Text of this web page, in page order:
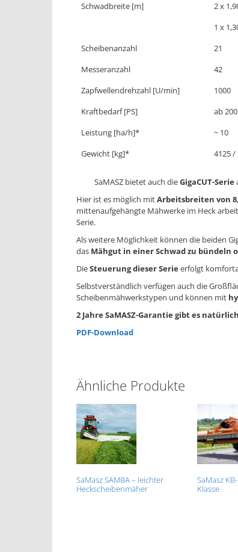
Schwadbreite [m]
2 x
1 x
Scheibenanzahl
21
Messeranzahl
42
Zapfwellendrehzahl [U/min]
1000
Kraftbedarf [PS]
ab 200
Leistung [ha/h]*
~ 10
Gewicht [kg]*
4125 /
SaMASZ bietet auch dieGigaCUT-Serie
Hier ist es möglich mitArbeitsbreiten von
mittenaufgehängte Mähwerke im Heck
Serie.
Als weitere Möglichkeit können die beiden
das Mähgut in einer Schwad zu bündeln
DieSteuerung dieser Serieerfolgt
Selbstverständlich verfügen auch die
Scheibenmähwerkstypen und können mit
2 Jahre SaMASZ-Garantie gibt es
PDF-Download
Ähnliche Produkte
SaMasz SAMBA – leichter
Heckscheibenmäher
SaMasz
Klasse